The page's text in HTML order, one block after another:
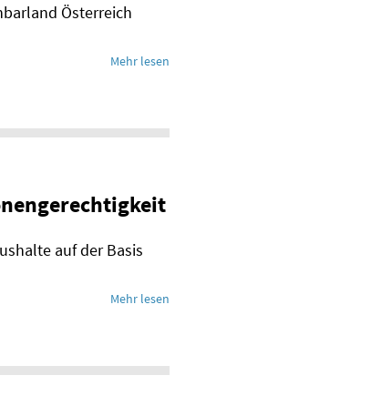
Österreich
Mehr lesen
auf der Basis
Mehr lesen